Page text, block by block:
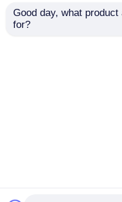
Good day, what
for?